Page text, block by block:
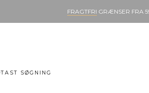
FRAGTFRI GRÆNSER FRA